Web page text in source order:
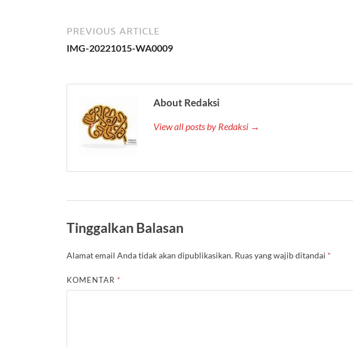
PREVIOUS ARTICLE
IMG-20221015-WA0009
About Redaksi
View all posts by Redaksi →
Tinggalkan Balasan
Alamat email Anda tidak akan dipublikasikan. Ruas yang wajib ditandai *
KOMENTAR *